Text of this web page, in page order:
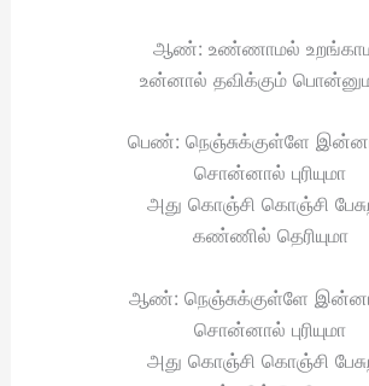
ஆண்: உண்ணாமல்
உன்னால் தவிக்கும்
பெண்: நெஞ்சுக்குள்ளே
சொன்னால் புரியுமா
அது கொஞ்சி கொஞ்சி
கண்ணில் தெரியுமா
ஆண்: நெஞ்சுக்குள்ளே
சொன்னால் புரியுமா
அது கொஞ்சி கொஞ்சி